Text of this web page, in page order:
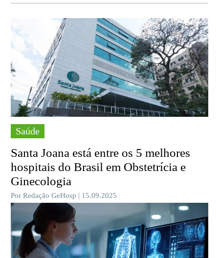
Saúde
Santa Joana está entre os 5 melhores
hospitais do Brasil em Obstetrícia e
Ginecologia
Por Redação GeHosp | 15.09.2025